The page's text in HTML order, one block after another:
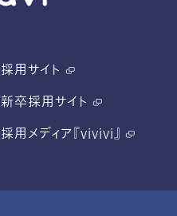
採用サイト
新卒採用サイト
採用メディア『vivivi』